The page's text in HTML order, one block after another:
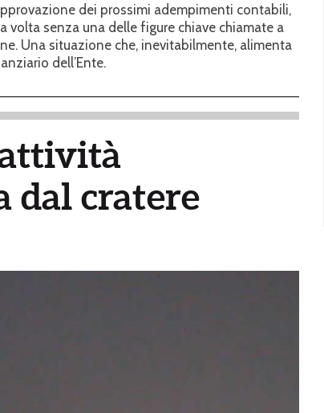
dei prossimi adempimenti contabili,
volta senza una delle figure chiave chiamate a
Una situazione che, inevitabilmente, alimenta
dell’Ente.
dal cratere